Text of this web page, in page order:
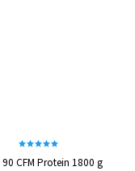
IsoHD 90 CFM Protein 1800 g